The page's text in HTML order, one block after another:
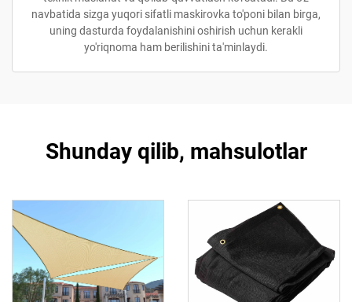
navbatida sizga yuqori sifatli maskirovka to'poni bilan birga,
uning dasturda foydalanishini oshirish uchun kerakli
yo'riqnoma ham berilishini ta'minlaydi.
Shunday qilib, mahsulotlar